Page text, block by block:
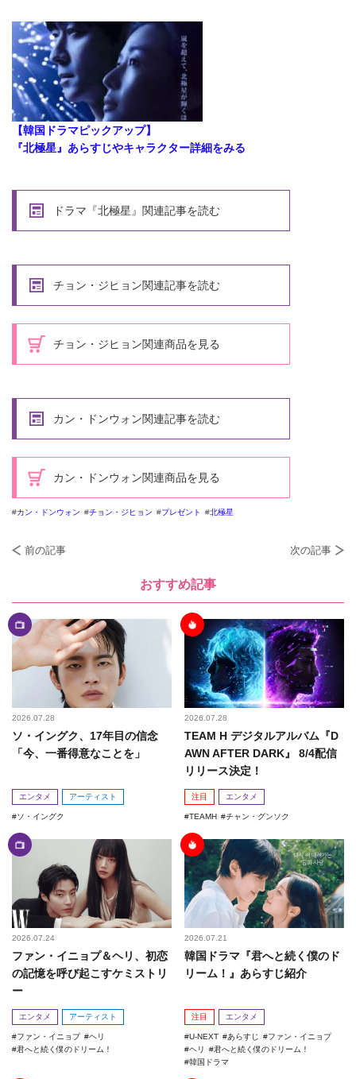
【韓国ドラマピックアップ】
『北極星』あらすじやキャラクター詳細をみる
ドラマ『北極星』関連記事を読む
チョン・ジヒョン関連記事を読む
チョン・ジヒョン関連商品を見る
カン・ドンウォン関連記事を読む
カン・ドンウォン関連商品を見る
カン・ドンウォン チョン・ジヒョン プレゼント 北極星
前の記事 次の記事
おすすめ記事
2026.07.28
ソ・イングク、17年目の信念
「今、一番得意なことを」
エンタメ アーティスト
ソ・イングク
2026.07.28
TEAM H デジタルアルバム『D
AWN AFTER DARK』 8/4配信
リリース決定！
注目 エンタメ
TEAMH チャン・グンソク
2026.07.24
ファン・イニョプ＆ヘリ、初恋
の記憶を呼び起こすケミストリ
ー
エンタメ アーティスト
ファン・イニョプ
ヘリ
君へと続く僕のドリーム！
2026.07.21
韓国ドラマ『君へと続く僕のド
リーム！』あらすじ紹介
注目 エンタメ
U-NEXT あらすじ
ファン・イニョプ
ヘリ
君へと続く僕のドリーム！
韓国ドラマ